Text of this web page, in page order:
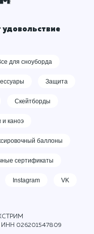
удовольствие
для сноуборда
Защита
Скейтборды
и каноэ
баллоны
сертификаты
Instagram VK
ИНН 026201547809